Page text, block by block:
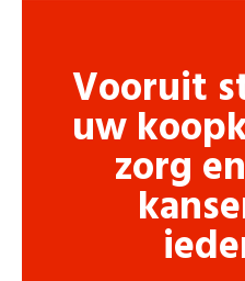
Vooruit
uw
zorg